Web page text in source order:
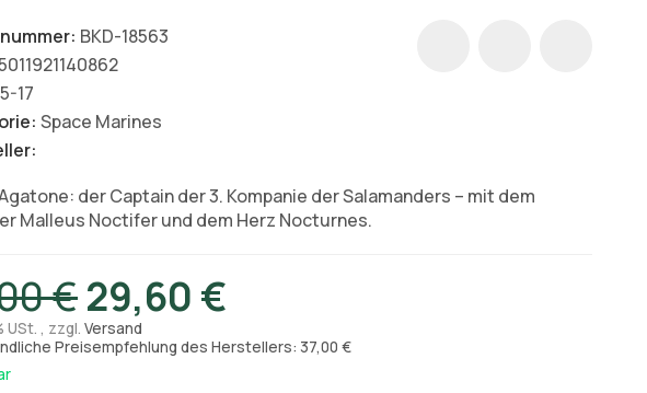
BKD-18563
17
Space Marines
der Captain der 3. Kompanie der Salamanders – mit dem
Malleus Noctifer und dem Herz Nocturnes.
€29,60 €
USt. , zzgl. Versand
Preisempfehlung des Herstellers: 37,00 €